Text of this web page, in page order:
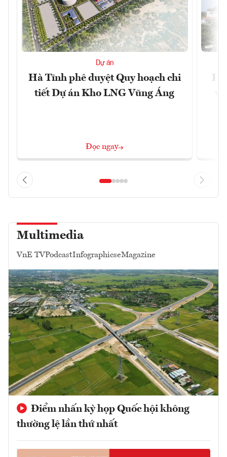
Dự án
Hà Tĩnh phê duyệt Quy hoạch chi
tiết Dự án Kho LNG Vũng Áng
Đọc ngay
Multimedia
VnE TVPodcastInfographicseMagazine
Điểm nhấn kỳ họp Quốc hội không
thường lệ lần thứ nhất